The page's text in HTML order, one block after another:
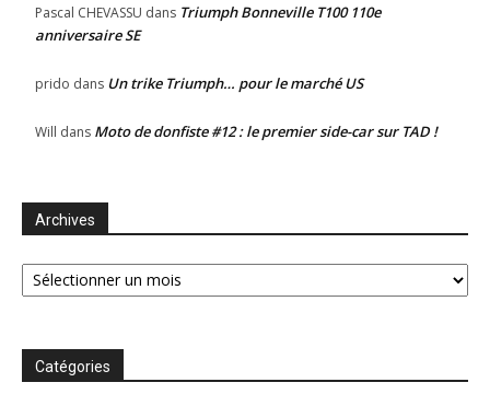
Pascal CHEVASSU dans Triumph Bonneville T100 110e
anniversaire SE
prido dans Un trike Triumph… pour le marché US
Will dans Moto de donfiste #12 : le premier side-car sur TAD !
Archives
Archives
Catégories